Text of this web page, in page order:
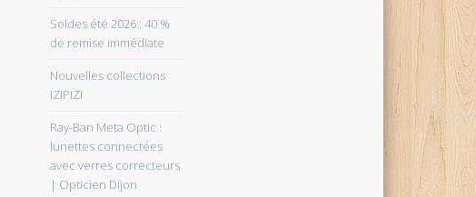
Soldes été 2026 : 40 %
de remise immédiate
Nouvelles collections
IZIPIZI
Ray-Ban Meta Optic :
lunettes connectées
avec verres correcteurs
| Opticien Dijon